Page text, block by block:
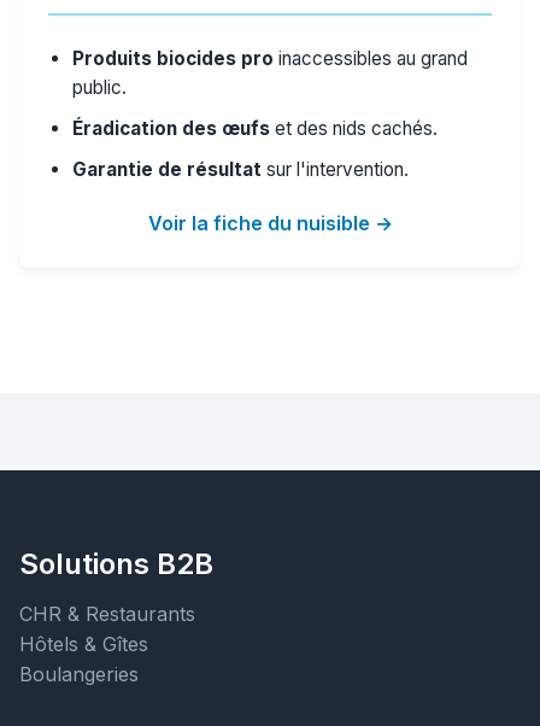
Produits biocides pro inaccessibles au grand
public.
Éradication des œufs et des nids cachés.
Garantie de résultat sur l'intervention.
Voir la fiche du nuisible →
Solutions B2B
CHR & Restaurants
Hôtels & Gîtes
Boulangeries